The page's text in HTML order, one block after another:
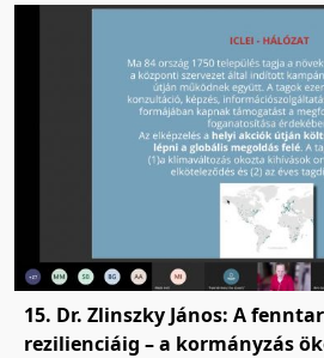
15. Dr. Zlinszky János: A
rezilienciáig – a kormányzás